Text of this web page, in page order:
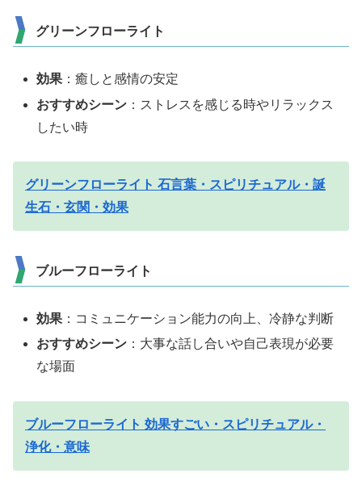
グリーンフローライト
効果 ：癒しと感情の安定
おすすめシーン ：ストレスを感じる時やリラックス
したい時
グリーンフローライト 石言葉・スピリチュアル・誕
生石・玄関・効果
ブルーフローライト
効果 ：コミュニケーション能力の向上、冷静な判断
おすすめシーン ：大事な話し合いや自己表現が必要
な場面
ブルーフローライト 効果すごい・スピリチュアル・
浄化・意味